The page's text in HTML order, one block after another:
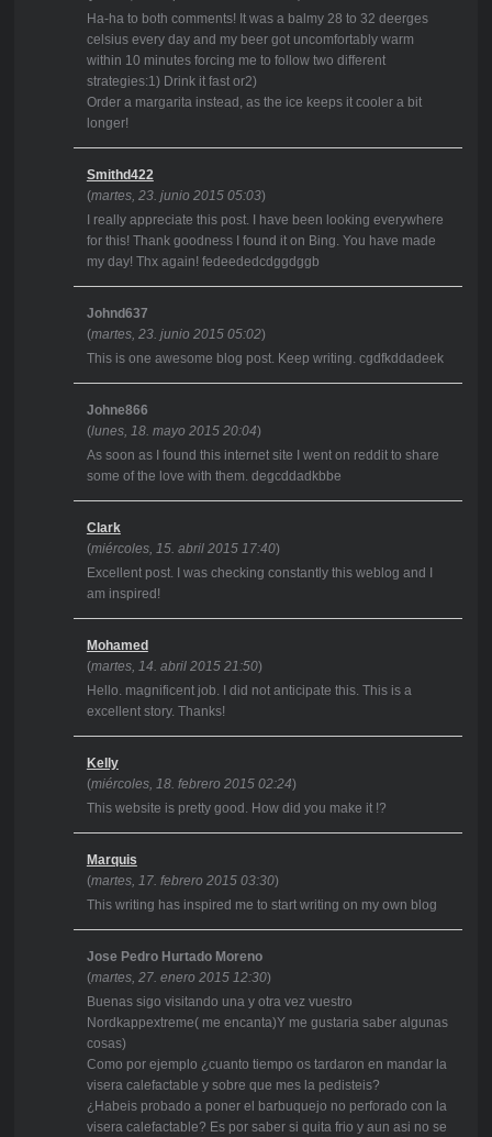
Ha-ha to both comments! It was a balmy 28 to 32 deerges
celsius every day and my beer got uncomfortably warm
within 10 minutes forcing me to follow two different
strategies:1) Drink it fast or2)
Order a margarita instead, as the ice keeps it cooler a bit
longer!
Smithd422
(martes, 23. junio 2015 05:03)
I really appreciate this post. I have been looking everywhere
for this! Thank goodness I found it on Bing. You have made
my day! Thx again! fedeededcdggdggb
Johnd637
(martes, 23. junio 2015 05:02)
This is one awesome blog post. Keep writing. cgdfkddadeek
Johne866
(lunes, 18. mayo 2015 20:04)
As soon as I found this internet site I went on reddit to share
some of the love with them. degcddadkbbe
Clark
(miércoles, 15. abril 2015 17:40)
Excellent post. I was checking constantly this weblog and I
am inspired!
Mohamed
(martes, 14. abril 2015 21:50)
Hello. magnificent job. I did not anticipate this. This is a
excellent story. Thanks!
Kelly
(miércoles, 18. febrero 2015 02:24)
This website is pretty good. How did you make it !?
Marquis
(martes, 17. febrero 2015 03:30)
This writing has inspired me to start writing on my own blog
Jose Pedro Hurtado Moreno
(martes, 27. enero 2015 12:30)
Buenas sigo visitando una y otra vez vuestro
Nordkappextreme( me encanta)Y me gustaria saber algunas
cosas)
Como por ejemplo ¿cuanto tiempo os tardaron en mandar la
visera calefactable y sobre que mes la pedisteis?
¿Habeis probado a poner el barbuquejo no perforado con la
visera calefactable? Es por saber si quita frio y aun asi no se